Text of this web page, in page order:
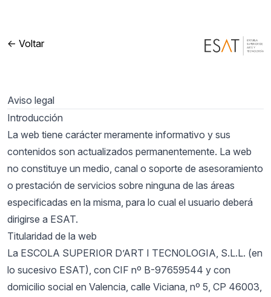
<- Voltar
Aviso legal
Introducción
La web tiene carácter meramente informativo y sus
contenidos son actualizados permanentemente. La web
no constituye un medio, canal o soporte de asesoramiento
o prestación de servicios sobre ninguna de las áreas
especificadas en la misma, para lo cual el usuario deberá
dirigirse a ESAT.
Titularidad de la web
La ESCOLA SUPERIOR D’ART I TECNOLOGIA, S.L.L. (en
lo sucesivo ESAT), con CIF nº B-97659544 y con
domicilio social en Valencia, calle Viciana, nº 5, CP 46003,